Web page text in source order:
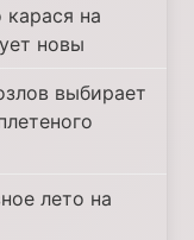
на
новы
выбирает
лето на